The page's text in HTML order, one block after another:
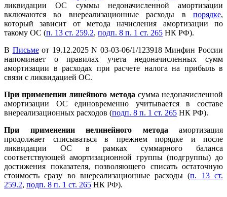
ликвидации ОС суммы недоначисленной амортизации
включаются во внереализационные расходы в порядке,
который зависит от метода начисления амортизации по
такому ОС (п. 13 ст. 259.2, подп. 8 п. 1 ст. 265 НК РФ).
В Письмеот 19.12.2025 N 03-03-06/1/123918 Минфин России
напоминает о правилах учета недоначисленных сумм
амортизации в расходах при расчете налога на прибыль в
связи с ликвидацией ОС.
При применении линейного метода сумма недоначисленной
амортизации ОС единовременно учитывается в составе
внереализационных расходов (подп. 8 п. 1 ст. 265 НК РФ).
При применении нелинейного метода амортизация
продолжает списываться в прежнем порядке и после
ликвидации ОС в рамках суммарного баланса
соответствующей амортизационной группы (подгруппы) до
достижения показателя, позволяющего списать остаточную
стоимость сразу во внереализационные расходы (п. 13 ст.
259.2, подп. 8 п. 1 ст. 265 НК РФ).